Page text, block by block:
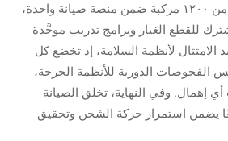
صيانة أسطوله المكوَّن من ١٢٠٠ مركبة ضمن منصة صيانة واحدة،
للقطع الغيار وبرامج تدريب موحَّدة
الامتثال لأنظمة السلامة، إذ تخضع كل
الفحوصات الدورية للأنظمة الحرجة،
إهمال. وفي النهاية، تخلق الصيانة
يضمن استمرار حركة الشحن وتحقيق